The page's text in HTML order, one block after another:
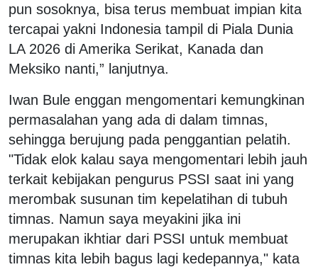
pun sosoknya, bisa terus membuat impian kita
tercapai yakni Indonesia tampil di Piala Dunia
LA 2026 di Amerika Serikat, Kanada dan
Meksiko nanti,” lanjutnya.
Iwan Bule enggan mengomentari kemungkinan
permasalahan yang ada di dalam timnas,
sehingga berujung pada penggantian pelatih.
"Tidak elok kalau saya mengomentari lebih jauh
terkait kebijakan pengurus PSSI saat ini yang
merombak susunan tim kepelatihan di tubuh
timnas. Namun saya meyakini jika ini
merupakan ikhtiar dari PSSI untuk membuat
timnas kita lebih bagus lagi kedepannya," kata